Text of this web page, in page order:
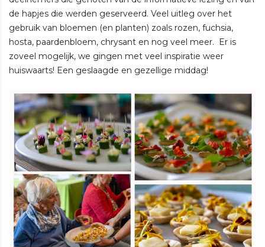
de hapjes die werden geserveerd. Veel uitleg over het
gebruik van bloemen (en planten) zoals rozen, fuchsia,
hosta, paardenbloem, chrysant en nog veel meer. Er is
zoveel mogelijk, we gingen met veel inspiratie weer
huiswaarts! Een geslaagde en gezellige middag!